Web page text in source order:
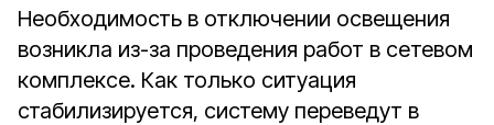
Необходимость в отключении освещения
возникла из-за проведения работ в сетевом
комплексе. Как только ситуация
стабилизируется, систему переведут в